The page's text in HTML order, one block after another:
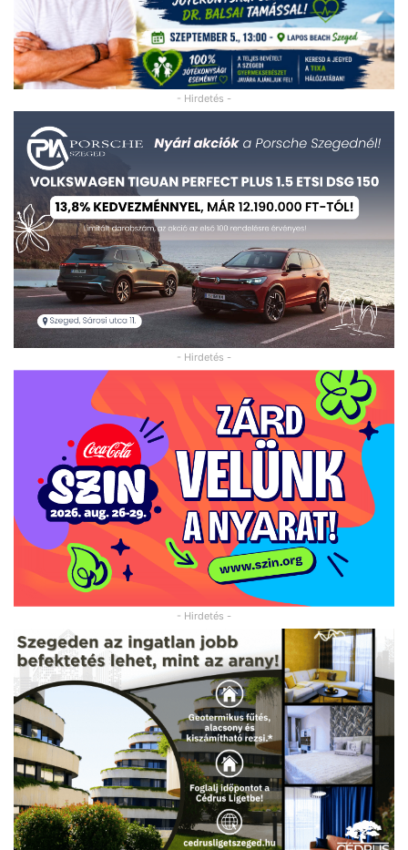
- Hirdetés -
- Hirdetés -
- Hirdetés -